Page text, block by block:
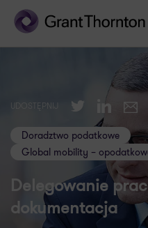
UDOSTĘPNIJ Twitter LinkedIn
E-mail
Doradztwo podatkowe
Global mobility –
Delegowanie
dokumentacja